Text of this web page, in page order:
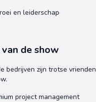
en leiderschap
de show
bedrijven zijn trotse vrienden
project management